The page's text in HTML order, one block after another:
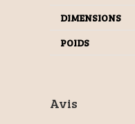
DIMENSIONS
POIDS
Avis